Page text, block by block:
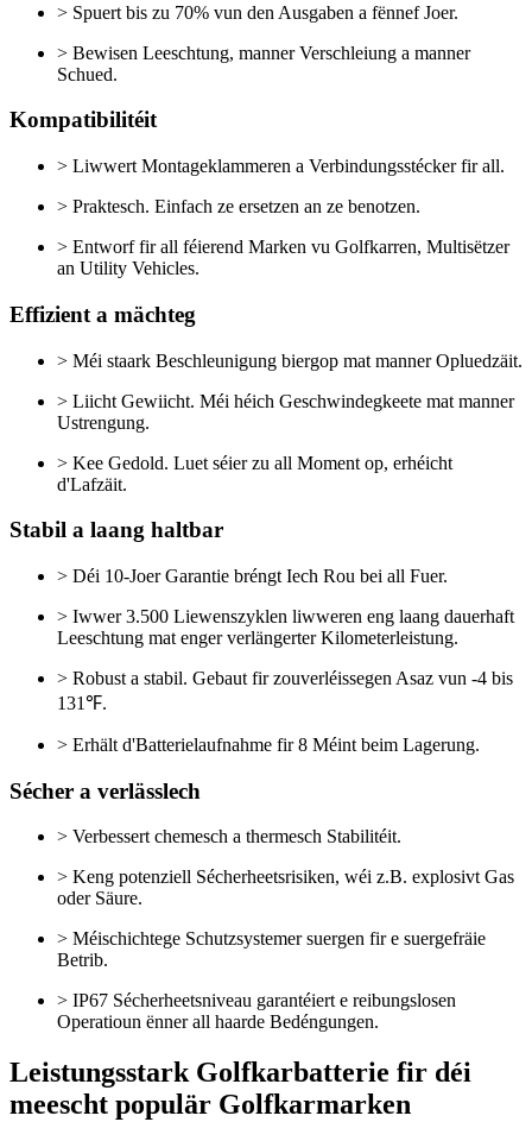
> Spuert bis zu 70% vun den Ausgaben a fënnef Joer.
> Bewisen Leeschtung, manner Verschleiung a manner
Schued.
Kompatibilitéit
> Liwwert Montageklammeren a Verbindungsstécker fir all.
> Praktesch. Einfach ze ersetzen an ze benotzen.
> Entworf fir all féierend Marken vu Golfkarren, Multisëtzer
an Utility Vehicles.
Effizient a mächteg
> Méi staark Beschleunigung biergop mat manner Opluedzäit.
> Liicht Gewiicht. Méi héich Geschwindegkeete mat manner
Ustrengung.
> Kee Gedold. Luet séier zu all Moment op, erhéicht
d'Lafzäit.
Stabil a laang haltbar
> Déi 10-Joer Garantie bréngt Iech Rou bei all Fuer.
> Iwwer 3.500 Liewenszyklen liwweren eng laang dauerhaft
Leeschtung mat enger verlängerter Kilometerleistung.
> Robust a stabil. Gebaut fir zouverléissegen Asaz vun -4 bis
131℉.
> Erhält d'Batterielaufnahme fir 8 Méint beim Lagerung.
Sécher a verlässlech
> Verbessert chemesch a thermesch Stabilitéit.
> Keng potenziell Sécherheetsrisiken, wéi z.B. explosivt Gas
oder Säure.
> Méischichtege Schutzsystemer suergen fir e suergefräie
Betrib.
> IP67 Sécherheetsniveau garantéiert e reibungslosen
Operatioun ënner all haarde Bedéngungen.
Leistungsstark Golfkarbatterie fir déi
meescht populär Golfkarmarken